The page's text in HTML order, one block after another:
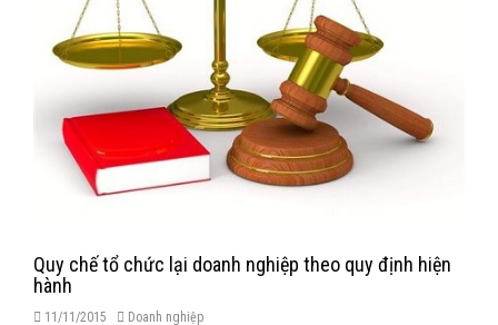
Quy chế tổ chức lại doanh nghiệp theo quy định hiện
hành
11/11/2015 Doanh nghiệp